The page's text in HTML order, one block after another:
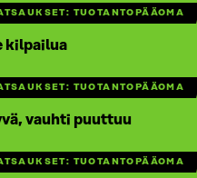
TUOTANTOPÄÄOMA
kilpailua
TUOTANTOPÄÄOMA
vauhti puuttuu
TUOTANTOPÄÄOMA